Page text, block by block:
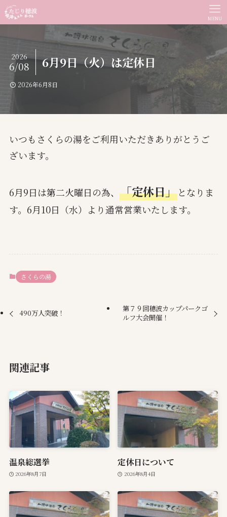
MENU
6月9日（火）は定休日
2026
6/08
2026年6月8日
いつもさくらの湯をご利用いただきありがとうご
ざいます。
6月9日は第二火曜日の為、 「定休日」となりま
す。6月10日（水）より通常営業いたします。
さくらの湯
490万人突破！
第７９回穂波カップパークゴ
ルフ大会開催！
関連記事
温泉総選挙
2026年8月7日
定休日について
2026年8月4日